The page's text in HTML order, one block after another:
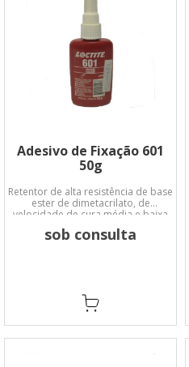
Adesivo de Fixação 601
50g
Retentor de alta resistência de base
ester de dimetacrilato, de
velocidade de cura média e baixa
viscosidade.
sob consulta